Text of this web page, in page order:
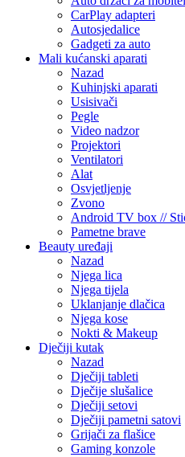
CarPlay adapteri
Autosjedalice
Gadgeti za auto
Mali kućanski aparati
Nazad
Kuhinjski aparati
Usisivači
Pegle
Video nadzor
Projektori
Ventilatori
Alat
Osvjetljenje
Zvono
Android TV box //
Pametne brave
Beauty uređaji
Nazad
Njega lica
Njega tijela
Uklanjanje dlačica
Njega kose
Nokti & Makeup
Dječiji kutak
Nazad
Dječiji tableti
Dječije slušalice
Dječiji setovi
Dječiji pametni satovi
Grijači za flašice
Gaming konzole